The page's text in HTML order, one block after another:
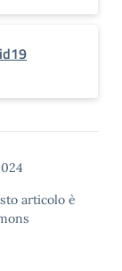
articolo è